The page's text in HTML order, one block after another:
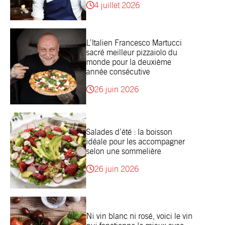
4 juillet 2026
L’Italien Francesco Martucci
sacré meilleur pizzaiolo du
monde pour la deuxième
année consécutive
26 juin 2026
Salades d’été : la boisson
idéale pour les accompagner
selon une sommelière
26 juin 2026
Ni vin blanc ni rosé, voici le vin